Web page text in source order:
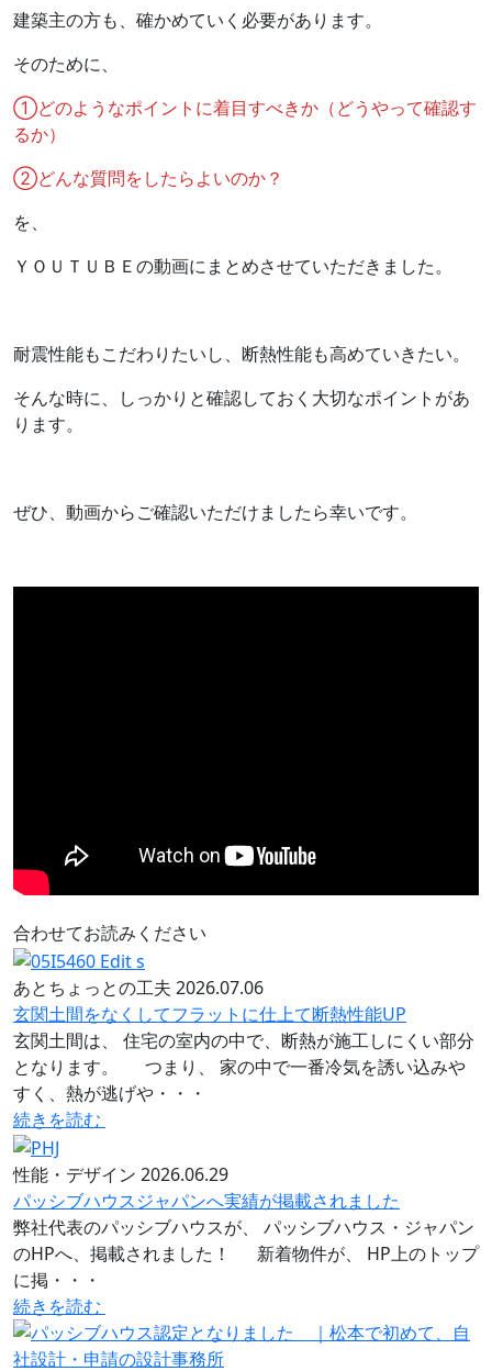
建築主の方も、確かめていく必要があります。
そのために、
①どのようなポイントに着目すべきか（どうやって確認す
るか）
②どんな質問をしたらよいのか？
を、
ＹＯＵＴＵＢＥの動画にまとめさせていただきました。
耐震性能もこだわりたいし、断熱性能も高めていきたい。
そんな時に、しっかりと確認しておく大切なポイントがあ
ります。
ぜひ、動画からご確認いただけましたら幸いです。
合わせてお読みください
あとちょっとの工夫 2026.07.06
玄関土間をなくしてフラットに仕上て断熱性能UP
玄関土間は、 住宅の室内の中で、断熱が施工しにくい部分
となります。 つまり、 家の中で一番冷気を誘い込みや
すく、熱が逃げや・・・
続きを読む
性能・デザイン 2026.06.29
パッシブハウスジャパンへ実績が掲載されました
弊社代表のパッシブハウスが、 パッシブハウス・ジャパン
のHPへ、掲載されました！ 新着物件が、 HP上のトップ
に掲・・・
続きを読む